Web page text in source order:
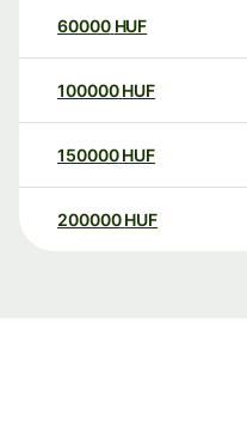
60000 HUF
100000 HUF
150000 HUF
200000 HUF